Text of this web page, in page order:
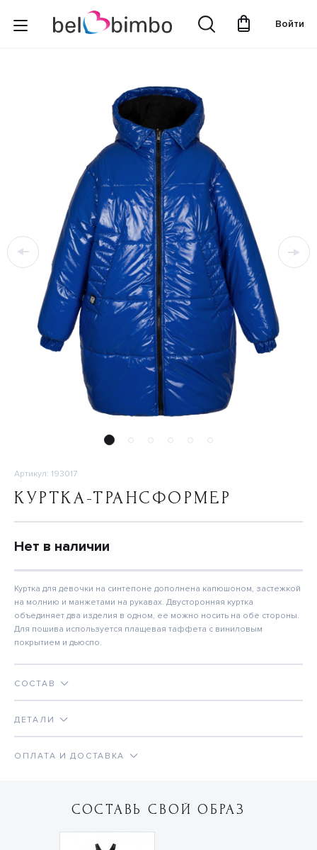
Войти
Артикул: 193017
КУРТКА-ТРАНСФОРМЕР
Нет в наличии
Куртка для девочки на синтепоне дополнена капюшоном, застежкой
на молнию и манжетами на рукавах. Двусторонняя куртка
объединяет два изделия в одном, ее можно носить на обе стороны.
Для пошива используется плащевая таффета с виниловым
покрытием и дьюспо.
СОСТАВ
ДЕТАЛИ
ОПЛАТА И ДОСТАВКА
СОСТАВЬ СВОЙ ОБРАЗ